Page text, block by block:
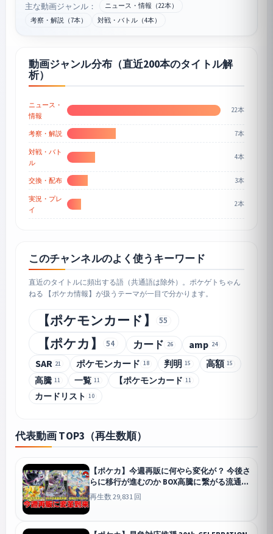
主な動画ジャンル：
ニュース・情報（22本）
考察・解説（7本）
対戦・バトル（4本）
動画ジャンル分布（直近200本のタイトル解
析）
ニュース・
情報
22本
考察・解説 7本
対戦・バト
ル
4本
交換・配布 3本
実況・プレ
イ
2本
このチャンネルのよく使うキーワード
直近のタイトルに頻出する語（共通語は除外）。ポケゲトちゃん
ねる 【ポケカ情報】が扱うテーマが一目で分かります。
【ポケモンカード】 55
【ポケカ】 54 カード 26 amp 24
SAR 21 ポケモンカード 18 判明 15 高額 15
高騰 11 一覧 11 【ポケモンカード 11
カードリスト 10
代表動画 TOP3（再生数順）
【ポケカ】今週再販に何やら変化が？ 今後さ
らに移行が進むのか BOX高騰に繋がる流通事
情&amp;BOX確定枠終了？ 【ポケモンカー
ド】
再生数 29,831 回